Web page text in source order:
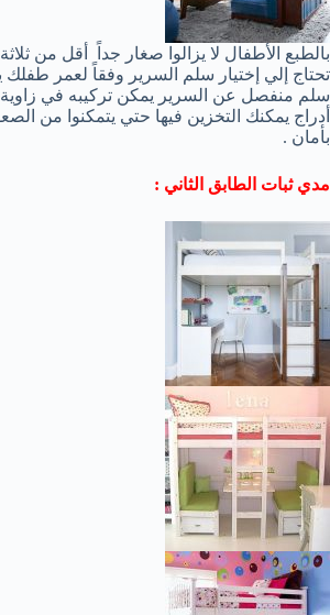
بالطبع الأطفال لا يزالوا صغار جداً أقل من ثلاثة
تحتاج إلي إختيار سلم السرير وفقاً لعمر
سلم منفصل عن السرير يمكن تركيبه في زاوية
أدراج يمكنك التخزين فيها حتي يتمكنوا من
بأمان .
مدي ثبات الطابق الثاني :